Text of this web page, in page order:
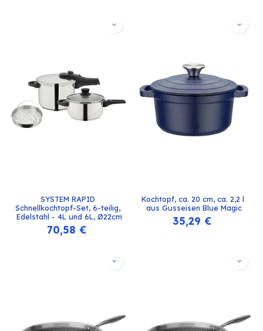
SYSTEM RAPID
Schnellkochtopf-Set, 6-teilig,
Edelstahl - 4L und 6L, Ø22cm
70,58 €
Kochtopf, ca. 20 cm, ca. 2,2 l
aus Gusseisen Blue Magic
35,29 €